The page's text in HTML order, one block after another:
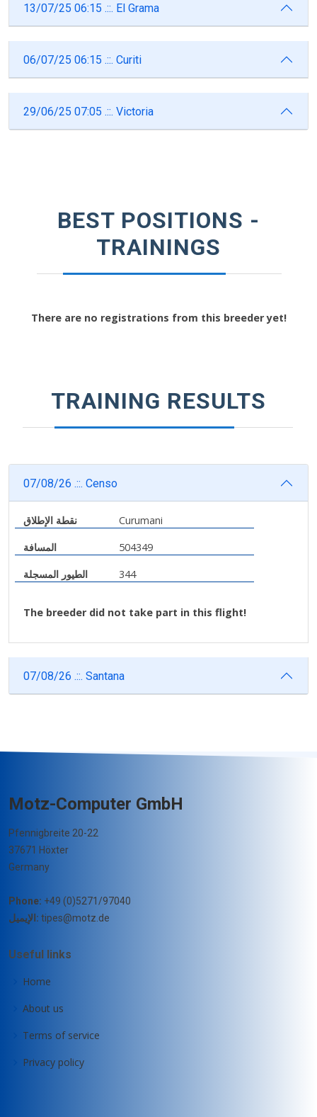
13/07/25 06:15 .::. El Grama
06/07/25 06:15 .::. Curiti
29/06/25 07:05 .::. Victoria
BEST POSITIONS -
TRAININGS
There are no registrations from this breeder yet!
TRAINING RESULTS
07/08/26 .::. Censo
نقطة الإطلاق
Curumani
المسافة
504349
الطيور المسجلة
344
The breeder did not take part in this flight!
07/08/26 .::. Santana
Motz-Computer GmbH
Pfennigbreite 20-22
37671 Höxter
Germany
Phone: +49 (0)5271/97040
الإيميل: tipes@motz.de
Useful links
Home
About us
Terms of service
Privacy policy